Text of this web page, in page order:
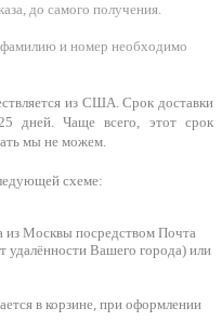
до самого получения.
и номер необходимо
из США. Срок доставки
дней. Чаще всего, этот срок
мы не можем.
схеме:
из Москвы посредством Почта
удалённости Вашего города) или
в корзине, при оформлении